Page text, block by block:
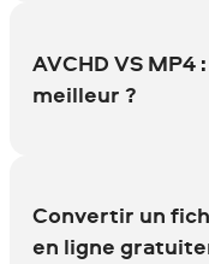
AVCHD VS
meilleur ?
Convertir un
en ligne